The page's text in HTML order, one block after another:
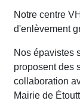
Notre centre
d'enlèvement
Nos épavistes
proposent des
collaboration
Mairie de